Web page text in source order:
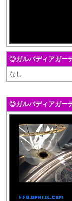
◎ガルバディアガー
なし
◎ガルバディアガー